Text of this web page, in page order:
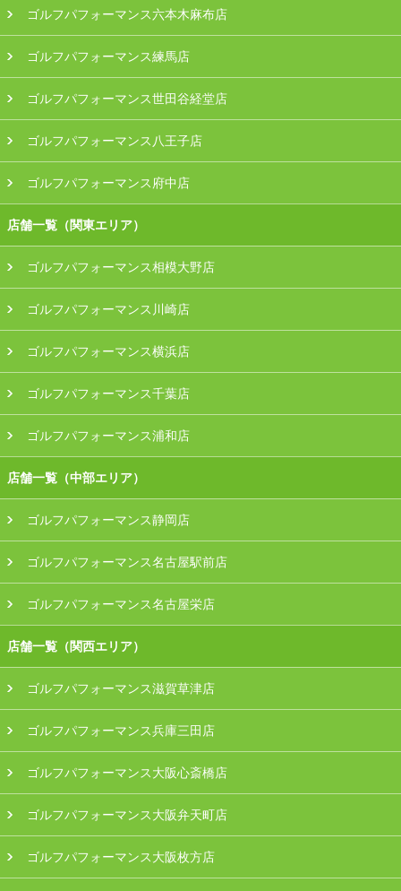
ゴルフパフォーマンス六本木麻布店
ゴルフパフォーマンス練馬店
ゴルフパフォーマンス世田谷経堂店
ゴルフパフォーマンス八王子店
ゴルフパフォーマンス府中店
店舗一覧（関東エリア）
ゴルフパフォーマンス相模大野店
ゴルフパフォーマンス川崎店
ゴルフパフォーマンス横浜店
ゴルフパフォーマンス千葉店
ゴルフパフォーマンス浦和店
店舗一覧（中部エリア）
ゴルフパフォーマンス静岡店
ゴルフパフォーマンス名古屋駅前店
ゴルフパフォーマンス名古屋栄店
店舗一覧（関西エリア）
ゴルフパフォーマンス滋賀草津店
ゴルフパフォーマンス兵庫三田店
ゴルフパフォーマンス大阪心斎橋店
ゴルフパフォーマンス大阪弁天町店
ゴルフパフォーマンス大阪枚方店